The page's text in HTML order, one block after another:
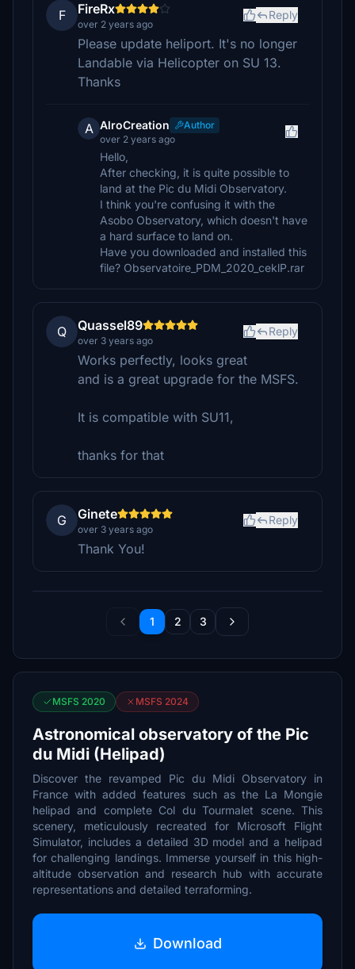
F FireRx
over 2 years ago
Reply
Please update heliport. It's no longer
Landable via Helicopter on SU 13.
Thanks
A AlroCreation
Author
over 2 years ago
Hello,
After checking, it is quite possible to
land at the Pic du Midi Observatory.
I think you're confusing it with the
Asobo Observatory, which doesn't have
a hard surface to land on.
Have you downloaded and installed this
file? Observatoire_PDM_2020_ceklP.rar
Q Quassel89
over 3 years ago
Reply
Works perfectly, looks great
and is a great upgrade for the MSFS.
It is compatible with SU11,
thanks for that
G Ginete
over 3 years ago
Reply
Thank You!
1 2 3
MSFS 2020 MSFS 2024
Astronomical observatory of the Pic
du Midi (Helipad)
Discover the revamped Pic du Midi Observatory in
France with added features such as the La Mongie
helipad and complete Col du Tourmalet scene. This
scenery, meticulously recreated for Microsoft Flight
Simulator, includes a detailed 3D model and a helipad
for challenging landings. Immerse yourself in this high-
altitude observation and research hub with accurate
representations and detailed terraforming.
Download